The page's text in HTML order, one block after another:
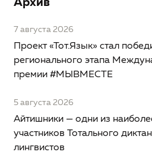
Архив
7 августа 2026
Проект «Тот.Язык» стал
регионального этапа
премии #МЫВМЕСТЕ
5 августа 2026
Айтишники — одни из
участников Тотального
лингвистов